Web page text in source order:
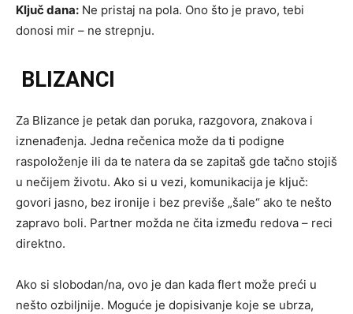
Ključ dana: Ne pristaj na pola. Ono što je pravo, tebi
donosi mir – ne strepnju.
BLIZANCI
Za Blizance je petak dan poruka, razgovora, znakova i
iznenađenja. Jedna rečenica može da ti podigne
raspoloženje ili da te natera da se zapitaš gde tačno stojiš
u nečijem životu. Ako si u vezi, komunikacija je ključ:
govori jasno, bez ironije i bez previše „šale“ ako te nešto
zapravo boli. Partner možda ne čita između redova – reci
direktno.
Ako si slobodan/na, ovo je dan kada flert može preći u
nešto ozbiljnije. Moguće je dopisivanje koje se ubrza,